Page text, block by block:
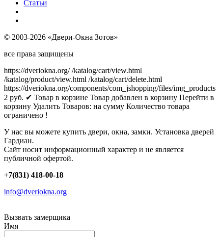
Статьи
© 2003-2026 «Двери-Окна Зотов»
все права защищены
https://dveriokna.org/ /katalog/cart/view.html
/katalog/product/view.html /katalog/cart/delete.html
https://dveriokna.org/components/com_jshopping/files/img_products
2 руб. ✔ Товар в корзине Товар добавлен в корзину Перейти в
корзину Удалить Товаров: на сумму Количество товара
ограничено !
У нас вы можете купить двери, окна, замки. Установка дверей
Гардиан.
Сайт носит информационный характер и не является
публичной офертой.
+7(831) 418-00-18
info@dveriokna.org
Вызвать замерщика
Имя